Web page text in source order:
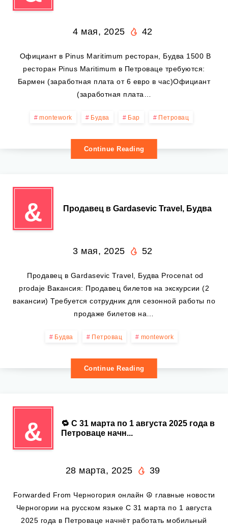
4 мая, 2025 42
️ Официант в Pinus Maritimum ресторан, Будва 1500 В
ресторан Pinus Maritimum в Петроваце требуются:
Бармен (заработная плата от 6 евро в час)Официант
(заработная плата…
montework Будва Бар Петровац
Continue Reading
& ️ Продавец в Gardasevic Travel, Будва
3 мая, 2025 52
️ Продавец в Gardasevic Travel, Будва Procenat od
prodaje Вакансия: Продавец билетов на экскурсии (2
вакансии) Требуется сотрудник для сезонной работы по
продаже билетов на…
Будва Петровац montework
Continue Reading
&
🔁 С 31 марта по 1 августа 2025 года в
Петроваце начн...
28 марта, 2025 39
Forwarded From Черногория онлайн ☮️ главные новости
Черногории на русском языке С 31 марта по 1 августа
2025 года в Петроваце начнёт работать мобильный